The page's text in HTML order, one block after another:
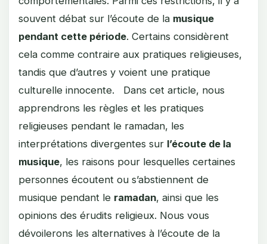
souvent débat sur l’écoute de la musique
pendant cette période. Certains considèrent
cela comme contraire aux pratiques religieuses,
tandis que d’autres y voient une pratique
culturelle innocente. Dans cet article, nous
apprendrons les règles et les pratiques
religieuses pendant le ramadan, les
interprétations divergentes sur l’écoute de la
musique, les raisons pour lesquelles certaines
personnes écoutent ou s’abstiennent de
musique pendant le ramadan, ainsi que les
opinions des érudits religieux. Nous vous
dévoilerons les alternatives à l’écoute de la